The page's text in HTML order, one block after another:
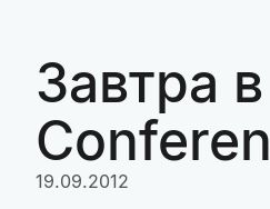
Завтра
19.09.2012